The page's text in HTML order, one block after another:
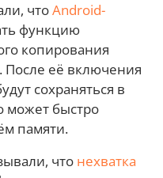
чтоAndroid-
функцию
копирования
После её включения
сохраняться в
может быстро
памяти.
что нехватка